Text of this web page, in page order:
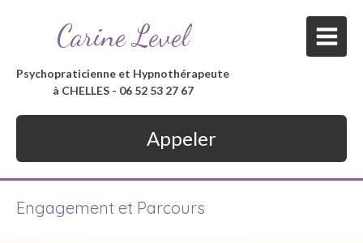
Carine Level
Psychopraticienne et Hypnothérapeute
à CHELLES - 06 52 53 27 67
Appeler
Engagement et Parcours